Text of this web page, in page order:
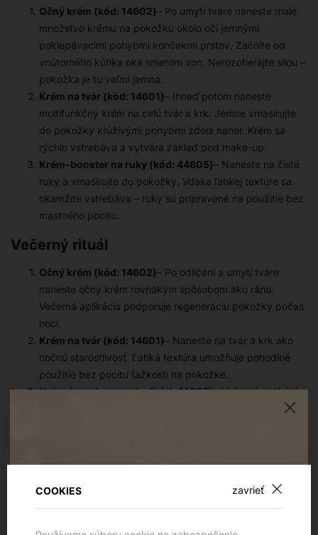
Očný krém (kód: 14602)– Po umytí tváre naneste malé
množstvo krému na pokožku okolo očí jemnými
poklepávacími pohybmi končekmi prstov. Začnite od
vnútorného kútika oka smerom von. Nerozotierajte silou –
pokožka je tu veľmi jemná.
Krém na tvár (kód: 14601)– Ihneď potom naneste
multifunkčný krém na celú tvár a krk. Jemne vmasírujte
do pokožky krúživými pohybmi zdola nahor. Krém sa
rýchlo vstrebáva a vytvára základ pod make-up.
Krém-booster na ruky (kód: 44605)– Naneste na čisté
ruky a vmasírujte do pokožky. Vďaka ľahkej textúre sa
okamžite vstrebáva – ruky sú pripravené na použitie bez
mastného pocitu.
Večerný rituál
Očný krém (kód: 14602)– Po odlíčení a umytí tváre
naneste očný krém rovnakým spôsobom ako ráno.
Večerná aplikácia podporuje regeneráciu pokožky počas
noci.
Krém na tvár (kód: 14601)– Naneste na tvár a krk ako
nočnú starostlivosť. Ľahká textúra umožňuje pohodlné
použitie bez pocitu ťažkosti na pokožke.
Krém-booster na ruky (kód: 44605)– Večerná aplikácia
pred spaním je ideálnou príležitosťou na intenzívnejšie
Doba používania a odporúčania
Pre dosiahnutie najlepších výsledkov používajte produkty
COOKIES zavrieť